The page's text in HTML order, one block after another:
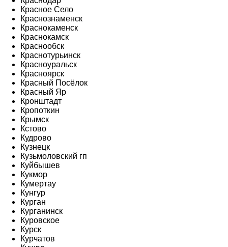
Красное Село
Краснознаменск
Краснокаменск
Краснокамск
Краснообск
Краснотурьинск
Красноуральск
Красноярск
Красный Посёлок
Красный Яр
Кронштадт
Кропоткин
Крымск
Кстово
Кудрово
Кузнецк
Кузьмоловский гп
Куйбышев
Кукмор
Кумертау
Кунгур
Курган
Курганинск
Куровское
Курск
Курчатов